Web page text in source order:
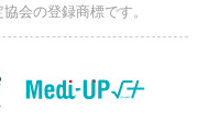
会の登録商標です。